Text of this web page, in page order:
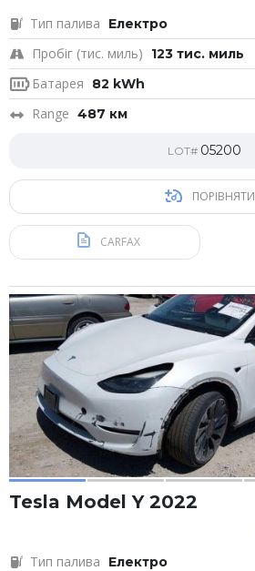
Тип палива Електро
Пробіг (тис. миль) 123 тис. миль
Батарея 82 kWh
Range 487 км
LOT# 05200
ПОРІВНЯТИ
CARFAX
Tesla Model Y 2022
Тип палива Електро